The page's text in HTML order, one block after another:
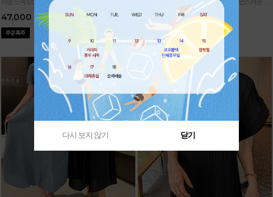
47,000
형 커버 허리 전체 밴딩으로 편안한 착용감
29,000
다시 보지 않기 닫기